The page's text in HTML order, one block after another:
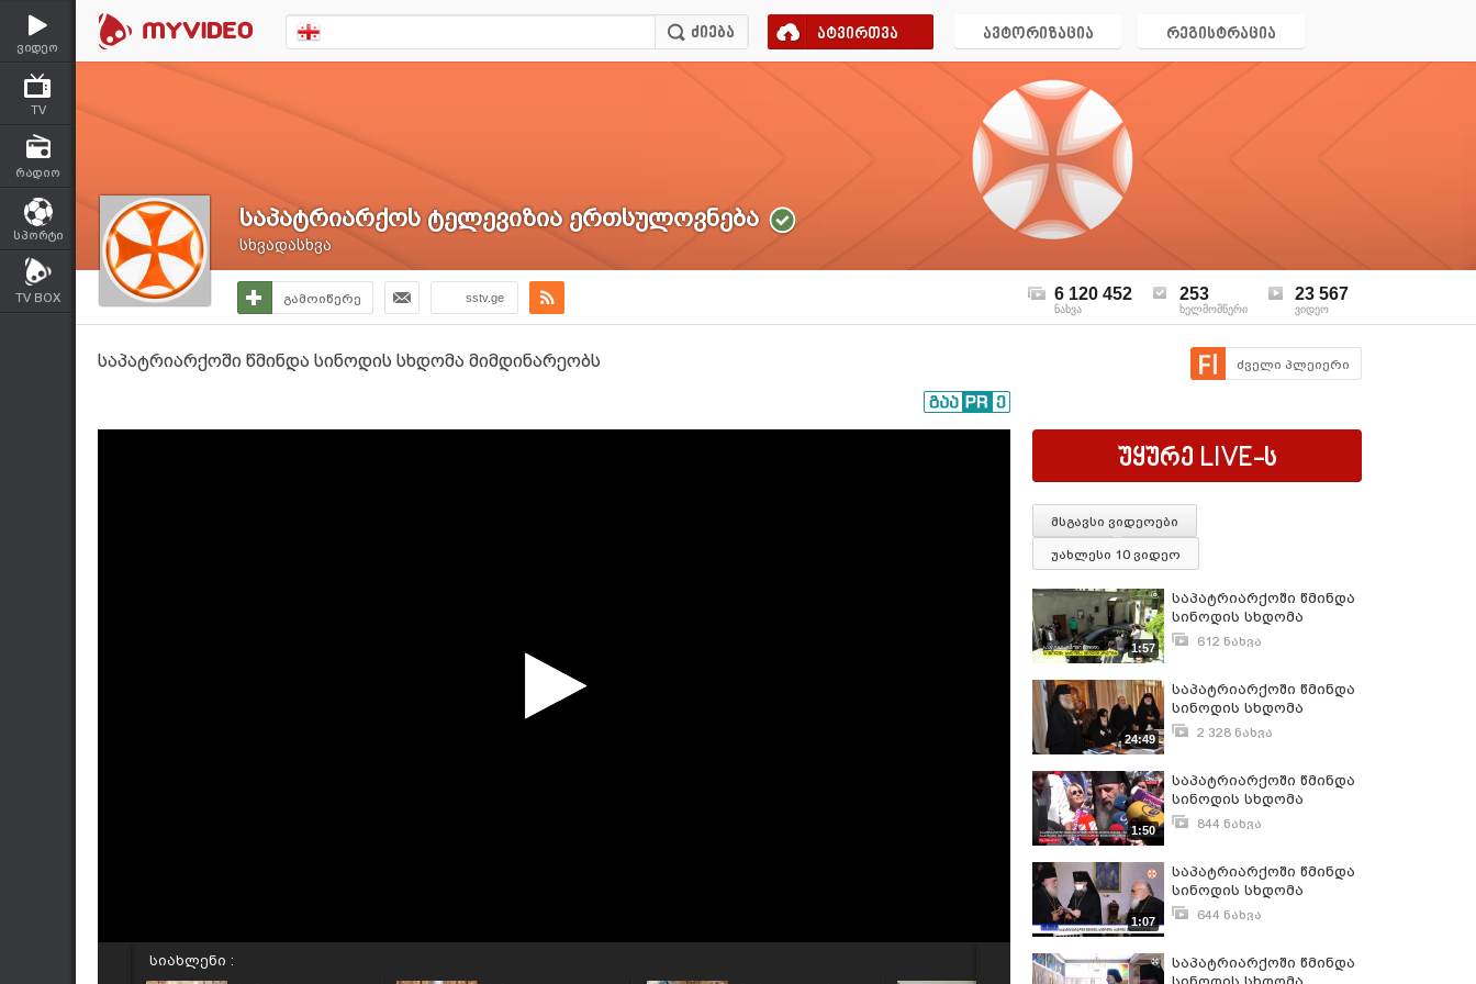
ვიდეო
TV
რადიო
სპორტი
TV BOX
ატვირთვა ავტორიზაცია რეგისტრაცია
საპატრიარქოს ტელევიზია ერთსულოვნება
სხვადასხვა
გამოიწერე sstv.ge 6 120 452
ნახვა
253
ხელმომწერი
23 567
ვიდეო
საპატრიარქოში წმინდა სინოდის სხდომა მიმდინარეობს ძველი პლეიერი
სიახლენი :
უყურე LIVE-ს
მსგავსი ვიდეოები
უახლესი 10 ვიდეო
1:57
საპატრიარქოში წმინდა
სინოდის სხდომა
მიმდინარეობს
612 ნახვა
24:49
საპატრიარქოში წმინდა
სინოდის სხდომა
მიმდინარეობს
2 328 ნახვა
1:50
საპატრიარქოში წმინდა
სინოდის სხდომა
მიმდინარეობს
844 ნახვა
1:07
საპატრიარქოში წმინდა
სინოდის სხდომა
მიმდინარეობს
644 ნახვა
საპატრიარქოში წმინდა